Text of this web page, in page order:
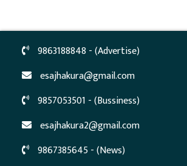
9863188848 - (Advertise)
esajhakura@gmail.com
9857053501 - (Bussiness)
esajhakura2@gmail.com
9867385645 - (News)